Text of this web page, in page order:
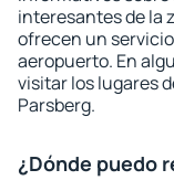
interesantes de la
ofrecen un
aeropuerto. En
visitar los lugares
Parsberg.
¿Dónde puedo